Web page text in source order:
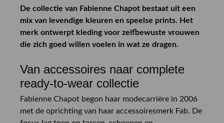
De collectie van Fabienne Chapot bestaat uit een
mix van levendige kleuren en speelse prints. Het
merk ontwerpt kleding voor zelfbewuste vrouwen
die zich goed willen voelen in wat ze dragen.
Van accessoires naar complete
ready-to-wear collectie
Fabienne Chapot begon haar modecarrière in 2006
met de oprichting van haar accessoiresmerk Fab. De